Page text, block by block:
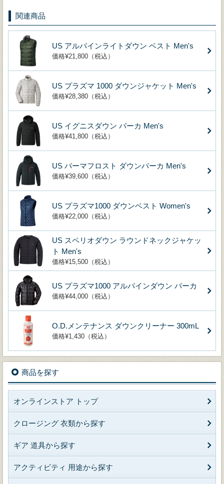
関連商品
US アルパインライトダウン ベスト Men's
価格¥21,800（税込）
US プラズマ 1000 ダウンジャケット Men's
価格¥28,380（税込）
US イグニスダウン パーカ Men's
価格¥41,800（税込）
US パーマフロスト ダウンパーカ Men's
価格¥39,600（税込）
US プラズマ1000 ダウンベスト Women's
価格¥22,000（税込）
US スペリオダウン ラウンドネックジャケッ
ト Men's
価格¥15,500（税込）
US プラズマ1000 アルパインダウン パーカ
価格¥44,000（税込）
O.D.メンテナンス ダウンクリーナー 300mL
価格¥1,430（税込）
商品を探す
オンラインストア トップ
クロージング 衣類から探す
ギア 道具から探す
アクティビティ 用途から探す